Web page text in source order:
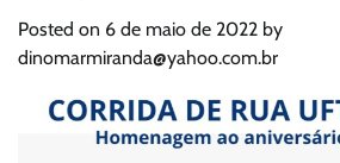
Posted on 6 de maio de 2022 by
dinomarmiranda@yahoo.com.br